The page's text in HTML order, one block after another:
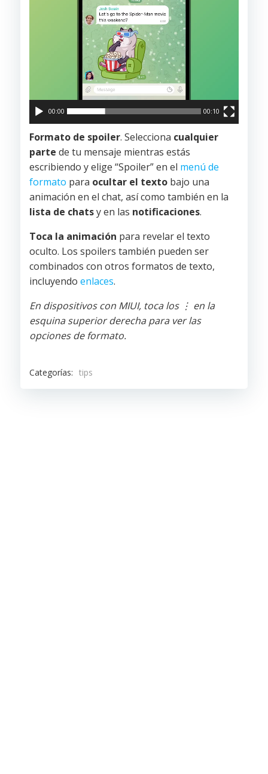
00:00 00:10
Formato de spoiler. Selecciona cualquier
parte de tu mensaje mientras estás
escribiendo y elige “Spoiler” en el menú de
formato para ocultar el texto bajo una
animación en el chat, así como también en la
lista de chatsy en las notificaciones.
Toca la animación para revelar el texto
oculto. Los spoilers también pueden ser
combinados con otros formatos de texto,
incluyendo enlaces.
En dispositivos con MIUI, toca los ⋮ en la
esquina superior derecha para ver las
opciones de formato.
Categorías: tips